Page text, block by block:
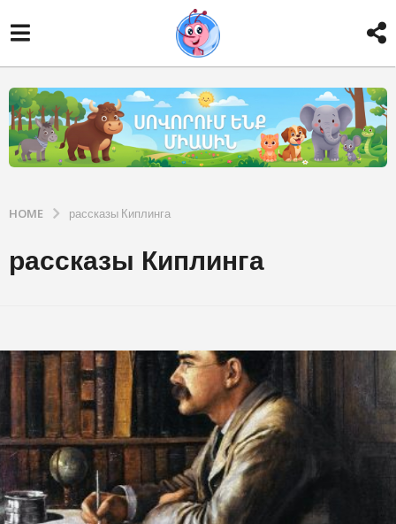
HOME рассказы Киплинга
рассказы Киплинга